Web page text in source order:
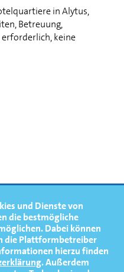
und Dienste von
die bestmögliche
Dabei können
die Plattformbetreiber
hierzu finden
. Außerdem
in Alytus,
Betreuung,
keine